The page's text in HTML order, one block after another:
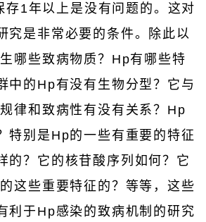
存1年以上是没有问题的。这对
究是非常必要的条件。除此以
哪些致病物质？Hp有哪些特
中的Hp有没有生物分型？它与
律和致病性有没有关系？Hp
特别是Hp的一些有重要的特征
的？它的核苷酸序列如何？它
这些重要特征的？等等，这些
利于Hp感染的致病机制的研究